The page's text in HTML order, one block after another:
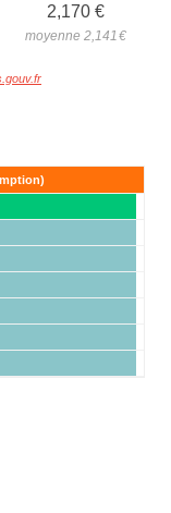
2,170 €
moyenne 2,141 €